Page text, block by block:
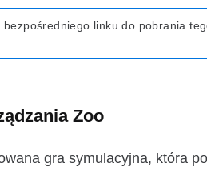
linku do pobrania
Zoo
gra symulacyjna, która